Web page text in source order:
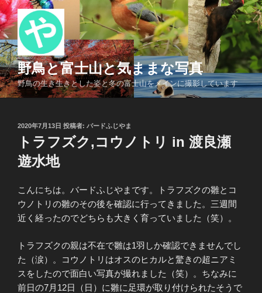
コ
ン
テ
ン
ツ
へ
ス
野鳥と富士山と気ままな写真
野鳥の生き生きとした姿と冬の富士山をメインに撮影しています
投
稿
2020年7月13日 投稿者: バードふじやま
トラフズク,コウノトリ in 渡良瀬
遊水地
こんにちは。バードふじやまです。トラフズクの雛とコ
ウノトリの雛のその後を確認に行ってきました。三週間
近く経ったのでどちらも大きく育っていました（笑）。
トラフズクの親は不在で雛は1羽しか確認できませんでし
た（涙）。コウノトリはオスのヒカルと驚きの超ニアミ
スをしたので面白い写真が撮れました（笑）。ちなみに
前日の7月12日（日）に雛に足環が取り付けられたそうで